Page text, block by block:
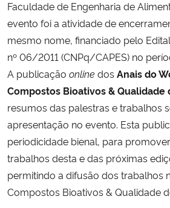
Ministério de Minas e Energia
Ministério da Ciência, Tecnologia, Inovações e
Ministério do Meio Ambiente
Ministério do Turismo
Ministério do Desenvolvimento Regional
Controladoria-Geral da União
Faculdade de Engenharia de
evento foi a atividade de
mesmo nome, financiado pelo
nº 06/2011 (CNPq/CAPES) no
A publicação online dos Anais do
Compostos Bioativos &
resumos das palestras e trabalhos
apresentação no evento. Esta
periodicidade bienal, para
trabalhos desta e das próximas
permitindo a difusão dos trabalhos
Compostos Bioativos & Qualidade